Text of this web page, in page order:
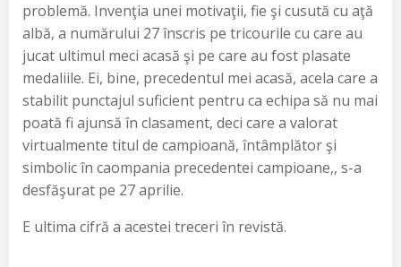
problemă. Invenţia unei motivaţii, fie şi cusută cu aţă
albă, a numărului 27 înscris pe tricourile cu care au
jucat ultimul meci acasă şi pe care au fost plasate
medaliile. Ei, bine, precedentul mei acasă, acela care a
stabilit punctajul suficient pentru ca echipa să nu mai
poată fi ajunsă în clasament, deci care a valorat
virtualmente titul de campioană, întâmplător şi
simbolic în caompania precedentei campioane,, s-a
desfăşurat pe 27 aprilie.
E ultima cifră a acestei treceri în revistă.